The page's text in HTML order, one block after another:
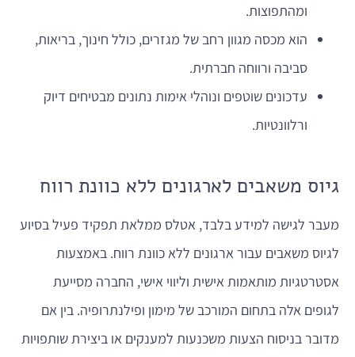
ומהתפוצות.
הוא מכסה מגוון רחב של מגזרים, כולל חינוך, בריאות,
סביבה ורווחה חברתית.
עדכונים שוטפים ונוהלי אימות נתונים מבטיחים דיוק
ורלוונטיות.
גיוס משאבים לארגונים ללא כוונת רווח
מעבר לגישה למידע בלבד, אטלס ממלאת תפקיד פעיל בסיוע
לגיוס משאבים עבור ארגונים ללא כוונת רווח. באמצעות
אסטרטגיות מותאמות אישית וליווי אישי, החברה מסייעת
לגופים אלה בתחום המורכב של מימון ופילנתרופיה. בין אם
מדובר בניסוח הצעות משכנעות למענקים או ביצירת שותפויות